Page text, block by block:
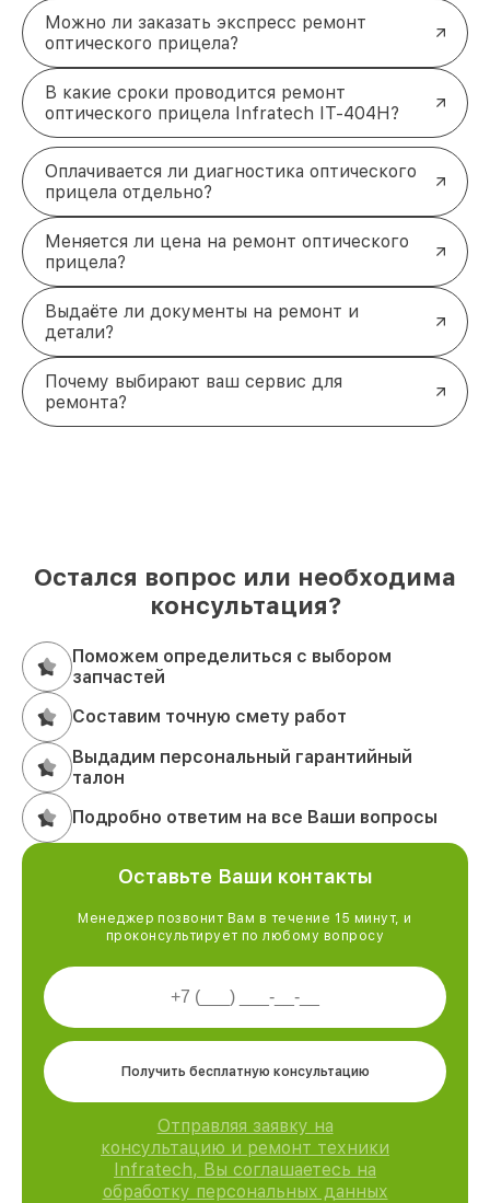
Можно ли заказать экспресс ремонт
оптического прицела?
В какие сроки проводится ремонт
оптического прицела Infratech IT-404H?
Оплачивается ли диагностика оптического
прицела отдельно?
Меняется ли цена на ремонт оптического
прицела?
Выдаёте ли документы на ремонт и
детали?
Почему выбирают ваш сервис для
ремонта?
Остался вопрос или необходима
консультация?
Поможем определиться с выбором
запчастей
Составим точную смету работ
Выдадим персональный гарантийный
талон
Подробно ответим на все Ваши вопросы
Оставьте Ваши контакты
Менеджер позвонит Вам в течение 15 минут, и
проконсультирует по любому вопросу
Получить бесплатную консультацию
Отправляя заявку на
консультацию и ремонт техники
Infratech, Вы соглашаетесь на
обработку персональных данных